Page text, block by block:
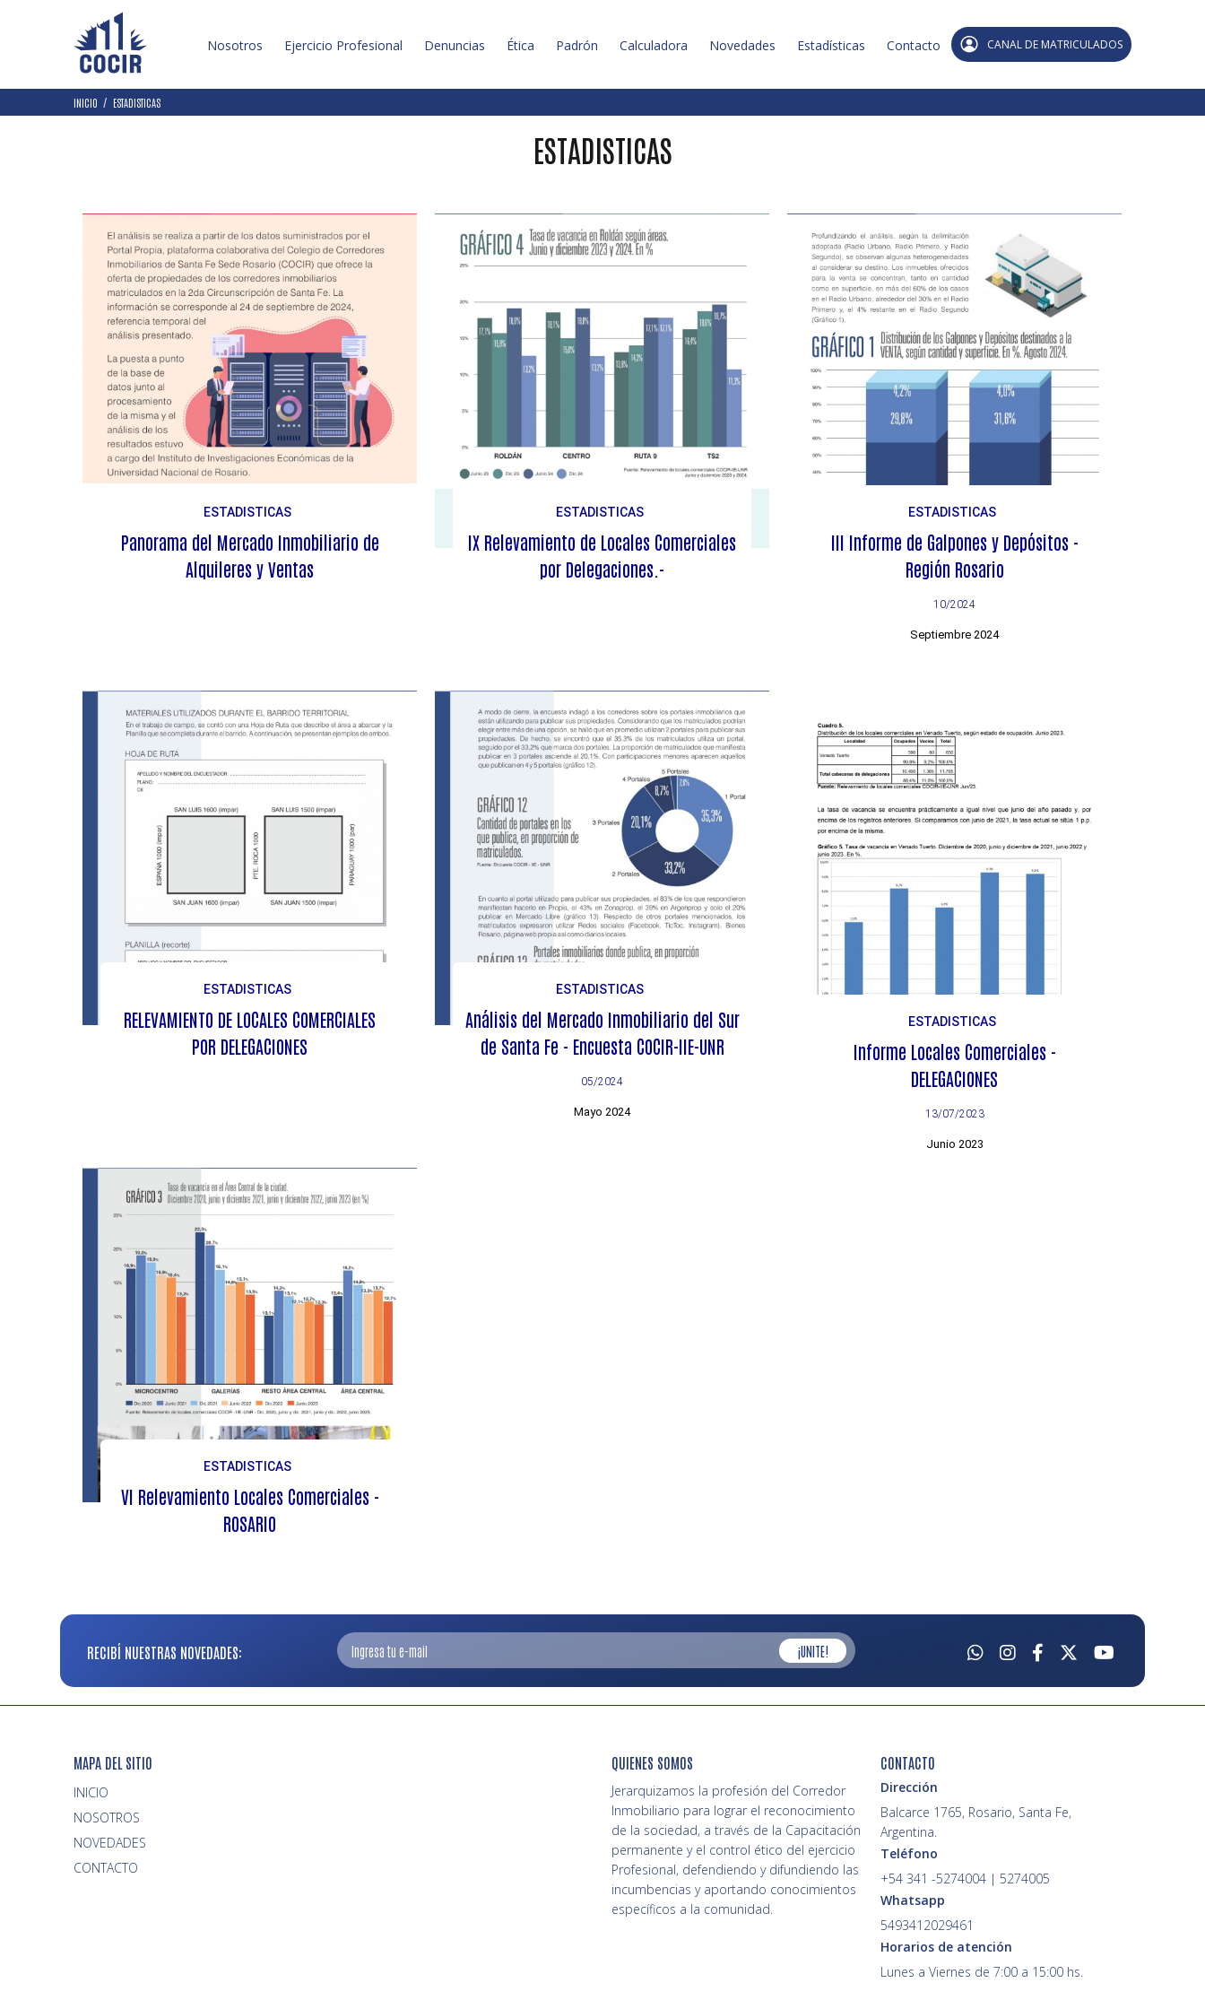
Nosotros Ejercicio Profesional Denuncias Ética Padrón Calculadora Novedades Estadísticas Contacto CANAL DE MATRICULADOS
INICIO ESTADISTICAS
ESTADISTICAS
ESTADISTICAS
Panorama del Mercado Inmobiliario de
Alquileres y Ventas
ESTADISTICAS
IX Relevamiento de Locales Comerciales
por Delegaciones.-
ESTADISTICAS
III Informe de Galpones y Depósitos -
Región Rosario
10/2024
Septiembre 2024
ESTADISTICAS
RELEVAMIENTO DE LOCALES COMERCIALES
POR DELEGACIONES
ESTADISTICAS
Análisis del Mercado Inmobiliario del Sur
de Santa Fe - Encuesta COCIR-IIE-UNR
05/2024
Mayo 2024
ESTADISTICAS
Informe Locales Comerciales -
DELEGACIONES
13/07/2023
Junio 2023
ESTADISTICAS
VI Relevamiento Locales Comerciales -
ROSARIO
RECIBÍ NUESTRAS NOVEDADES: ¡UNITE!
MAPA DEL SITIO
INICIO
NOVEDADES
CONTACTO
QUIENES SOMOS
Jerarquizamos la profesión del Corredor
Inmobiliario para lograr el reconocimiento
de la sociedad, a través de la Capacitación
permanente y el control ético del ejercicio
Profesional, defendiendo y difundiendo las
incumbencias y aportando conocimientos
específicos a la comunidad.
CONTACTO
Dirección
Balcarce 1765, Rosario, Santa Fe,
Argentina.
Teléfono
+54 341 -5274004 | 5274005
Whatsapp
5493412029461
Horarios de atención
Lunes a Viernes de 7:00 a 15:00 hs.